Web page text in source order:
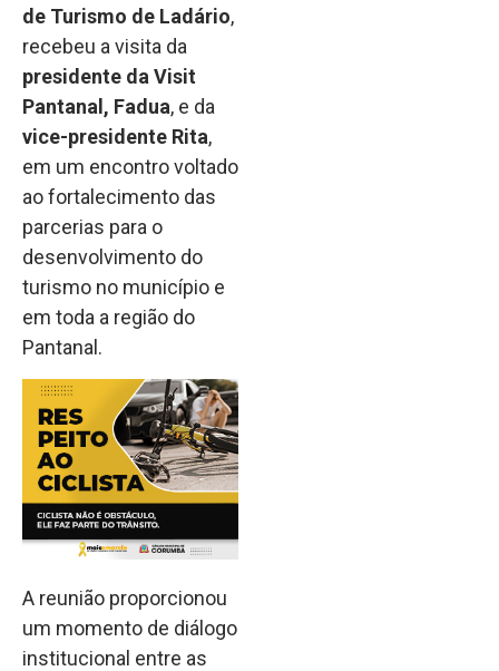
de Turismo de Ladário,
recebeu a visita da
presidente da Visit
Pantanal, Fadua, e da
vice-presidente Rita,
em um encontro voltado
ao fortalecimento das
parcerias para o
desenvolvimento do
turismo no município e
em toda a região do
Pantanal.
A reunião proporcionou
um momento de diálogo
institucional entre as